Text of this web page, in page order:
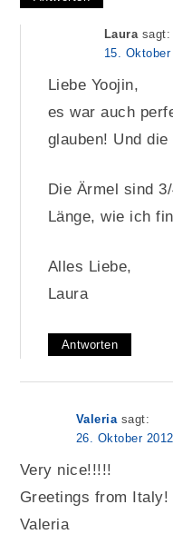
Laura sagt:
15.
Liebe Yoojin,
es war auch
glauben! Und
Die Ärmel sind
Länge, wie ich
Alles Liebe,
Laura
Antworten
Valeria sagt:
26. Oktober
Very nice!!!!!
Greetings from Italy!
Valeria